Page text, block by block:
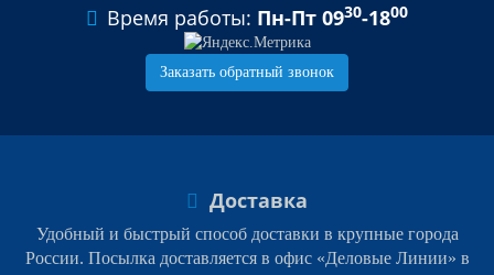
Время работы: Пн-Пт 0930-1800
Заказать обратный звонок
Доставка
Удобный и быстрый способ доставки в крупные города
России. Посылка доставляется в офис «Деловые Линии» в